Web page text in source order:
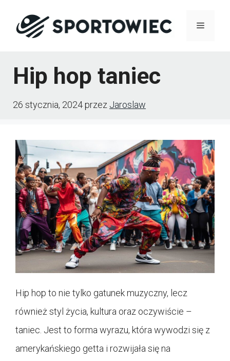
Menu
Hip hop taniec
26 stycznia, 2024przez Jaroslaw
Hip hop to nie tylko gatunek muzyczny, lecz
również styl życia, kultura oraz oczywiście –
taniec. Jest to forma wyrazu, która wywodzi się z
amerykańskiego getta i rozwijała się na